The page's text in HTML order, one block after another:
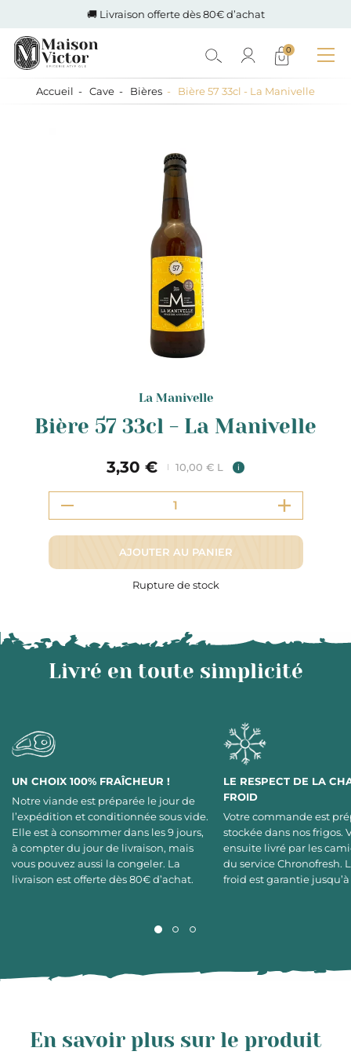
🚚 Livraison offerte dès 80€ d’achat
0
Accueil Cave Bières Bière 57 33cl - La Manivelle
La Manivelle
Bière 57 33cl - La Manivelle
3,30 € 10,00 € L i
AJOUTER AU PANIER
Rupture de stock
Livré en toute simplicité
UN CHOIX 100% FRAÎCHEUR !
Notre viande est préparée le jour de
l’expédition et conditionnée sous vide.
Elle est à consommer dans les 9 jours,
à compter du jour de livraison, mais
vous pouvez aussi la congeler. La
livraison est offerte dès 80€ d’achat.
LE RESPECT DE LA
FROID
Votre commande est
stockée dans nos frigos.
ensuite livré par les
du service Chronofresh.
froid est garantie
En savoir plus sur le produit